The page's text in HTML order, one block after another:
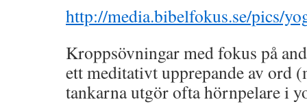
http://media.bibelfokus.se/pics/
Kroppsövningar med fokus på
ett meditativt upprepande av ord
tankarna utgör ofta hörnpelare i